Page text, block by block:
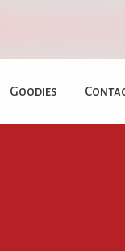
Goodies